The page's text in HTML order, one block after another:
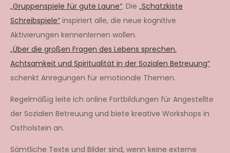
„Gruppenspiele für gute Laune“. Die „Schatzkiste
Schreibspiele“ inspiriert alle, die neue kognitive
Aktivierungen kennenlernen wollen.
„Über die großen Fragen des Lebens sprechen.
Achtsamkeit und Spiritualität in der Sozialen Betreuung“
schenkt Anregungen für emotionale Themen.
Regelmäßig leite ich online Fortbildungen für Angestellte
der Sozialen Betreuung und biete kreative Workshops in
Ostholstein an.
Sämtliche Texte und Bilder sind, wenn keine externe